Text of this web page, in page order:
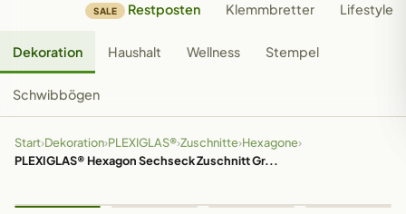
SALE Restposten Klemmbretter Lifestyle
Dekoration Haushalt Wellness Stempel
Schwibbögen
Start›Dekoration›PLEXIGLAS®›Zuschnitte›Hexagone›
PLEXIGLAS® Hexagon Sechseck Zuschnitt Gr...